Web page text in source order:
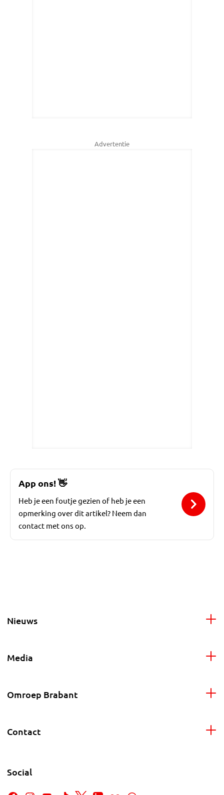
Advertentie
App ons! 👋
Heb je een foutje gezien of heb je een
opmerking over dit artikel? Neem dan
contact met ons op.
Nieuws
Media
Omroep Brabant
Contact
Social